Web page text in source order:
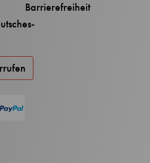
Barrierefreiheit